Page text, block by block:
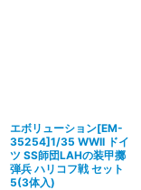
エボリューション[EM-
35254]1/35 WWII ドイ
ツ SS師団LAHの装甲擲
弾兵 ハリコフ戦 セット
5(3体入)